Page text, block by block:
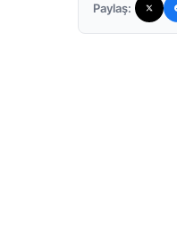
Paylaş: